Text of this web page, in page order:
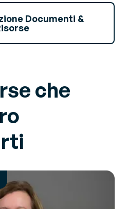
Documenti &
che